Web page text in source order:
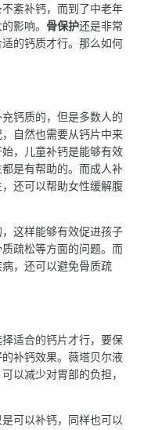
紊补钙，而到了中老年
影响。 骨保护还是非常
的钙质才行。那么如何
钙质的，但是多数人的
自然也需要从钙片中来
，儿童补钙是能够有效
是有帮助的。而成人补
还可以帮助女性缓解腹
这样能够有效促进孩子
疏松等方面的问题。而
，还可以避免骨质疏
适合的钙片才行，要保
补钙效果。薇塔贝尔液
以减少对胃部的负担，
可以补钙，同样也可以